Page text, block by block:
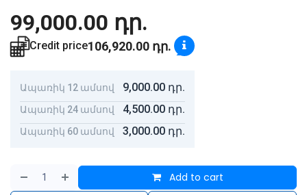
99,000.00 դր.
Credit price106,920.00 դր.
Ապառիկ 12 ամսով 9,000.00 դր.
Ապառիկ 24 ամսով 4,500.00 դր.
Ապառիկ 60 ամսով 3,000.00 դր.
Add to cart